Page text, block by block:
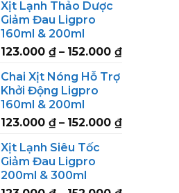
239.000 ₫
through
295.000 ₫
Xịt Lạnh Thảo Dược
Giảm Đau Ligpro
160ml & 200ml
123.000 ₫ – 152.000 ₫Price
Chai Xịt Nóng Hỗ Trợ
Khởi Động Ligpro
160ml & 200ml
123.000 ₫ – 152.000 ₫Price
Xịt Lạnh Siêu Tốc
Giảm Đau Ligpro
200ml & 300ml